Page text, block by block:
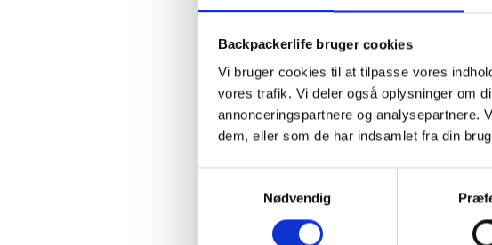
Backpackerlife bruger cookies
Vi bruger cookies til at tilpasse vores
vores trafik. Vi deler også oplysninger om
annonceringspartnere og analysepartnere.
dem, eller som de har indsamlet fra din
Nødvendig